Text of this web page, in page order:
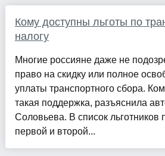
Кому доступны льготы по
налогу
Многие россияне даже не
право на скидку или полное
уплаты транспортного сбора.
такая поддержка, разъяснила
Соловьева. В список льготников
первой и второй...